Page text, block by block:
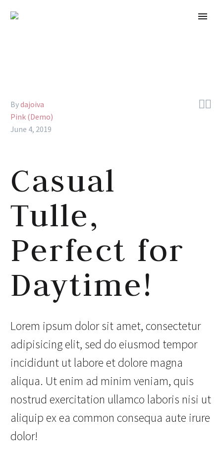

Bydajoiva
Pink (Demo)
June 4, 2019
Casual
Tulle,
Perfect for
Daytime!
Lorem ipsum dolor sit amet, consectetur
adipisicing elit, sed do eiusmod tempor
incididunt ut labore et dolore magna
aliqua. Ut enim ad minim veniam, quis
nostrud exercitation ullamco laboris nisi ut
aliquip ex ea common consequa aute irure
dolor!